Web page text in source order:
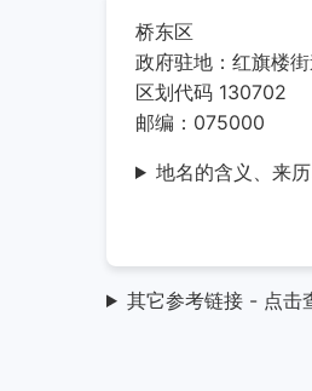
桥东区
政府驻地：红旗楼
区划代码 130702
邮编：075000
地名的含义、来
其它参考链接 - 点击